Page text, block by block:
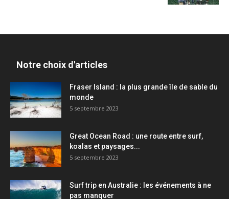
Notre choix d'articles
Fraser Island : la plus grande île de sable du
monde
5 septembre 2023
Great Ocean Road : une route entre surf,
koalas et paysages...
5 septembre 2023
Surf trip en Australie : les événements à ne
pas manquer